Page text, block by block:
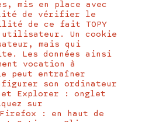
mis en place avec
de vérifier le
de ce fait TOPY
Un cookie
mais qui
Les données ainsi
vocation à
peut entraîner
son ordinateur
Explorer : onglet
sur
: en haut de